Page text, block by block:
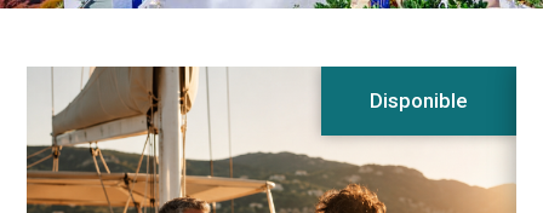
Disponible